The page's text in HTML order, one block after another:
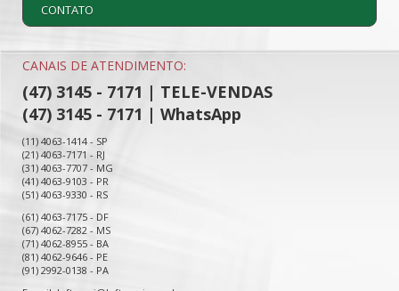
CONTATO
CANAIS DE ATENDIMENTO:
(47) 3145 - 7171 | TELE-VENDAS
(47) 3145 - 7171 | WhatsApp
(11) 4063-1414 - SP
(21) 4063-7171 - RJ
(31) 4063-7707 - MG
(41) 4063-9103 - PR
(51) 4063-9330 - RS
(61) 4063-7175 - DF
(67) 4062-7282 - MS
(71) 4062-8955 - BA
(81) 4062-9646 - PE
(91) 2992-0138 - PA